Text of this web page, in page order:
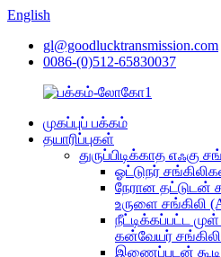
English
gl@goodlucktransmission.com
0086-(0)512-65830037
முகப்புப் பக்கம்
தயாரிப்புகள்
துருப்பிடிக்காத எஃகு
ஓட்டுநர்
நேரான தட்டுடன்
உருளை சங்கிலி
நீட்டிக்கப்பட்ட
கன்வேயர்
இணைப்புடன்